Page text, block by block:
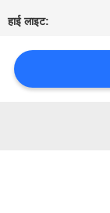
करें
समाचार
हाई लाइट: